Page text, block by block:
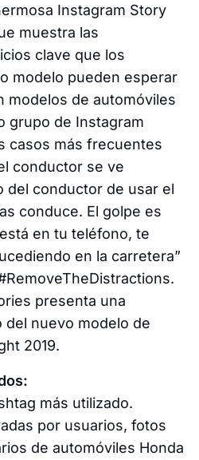
Instagram Story
muestra las
clave que los
modelo pueden esperar
modelos de automóviles
grupo de Instagram
casos más frecuentes
conductor se ve
del conductor de usar el
conduce. El golpe es
en tu teléfono, te
en la carretera”
presenta una
del nuevo modelo de
2019.
más utilizado.
por usuarios, fotos
de automóviles Honda